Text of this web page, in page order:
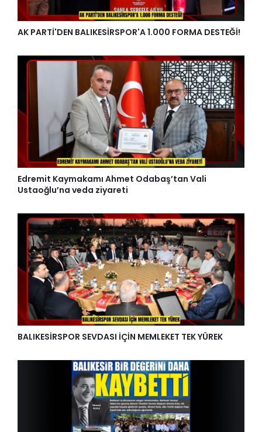
AK PARTİ'DEN BALIKESİRSPOR'A 1.000 FORMA DESTEĞİ!
Edremit Kaymakamı Ahmet Odabaş’tan Vali
Ustaoğlu’na veda ziyareti
BALIKESİRSPOR SEVDASI İÇİN MEMLEKET TEK YÜREK